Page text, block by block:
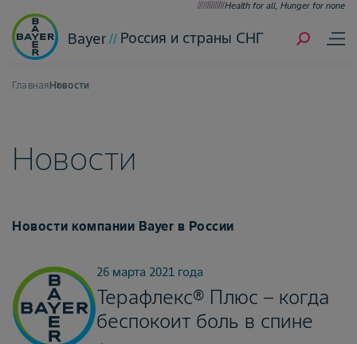
Health for all, Hunger for none
Bayer Россия и страны СНГ
ГлавнаяНовости
Новости
Новости компании Bayer в России
26 марта 2021 года
Терафлекс® Плюс – когда
беспокоит боль в спине